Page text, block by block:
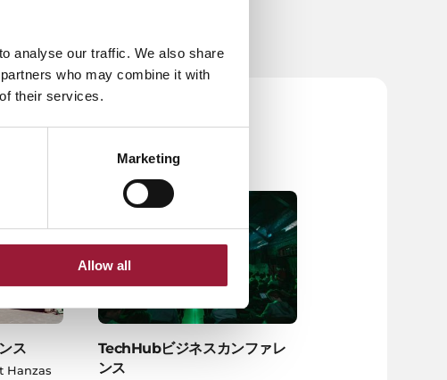
analyse our traffic. We also share
who may combine it with
their services.
Marketing
Allow all
ス
Hanzas
TechHubビジネスカンファレ
ンス